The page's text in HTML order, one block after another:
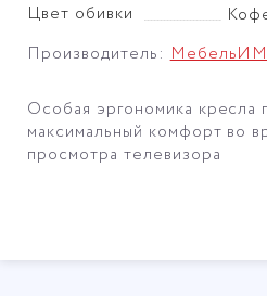
Цвет обивки
Производитель:
Особая эргономика кресла
максимальный комфорт во
просмотра телевизора